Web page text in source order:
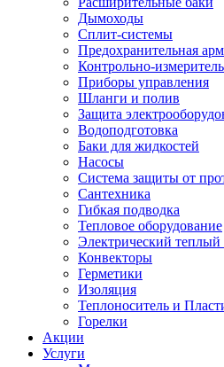
Дымоходы
Сплит-системы
Предохранительная
Контрольно-
Приборы управления
Шланги и полив
Защита
Водоподготовка
Баки для жидкостей
Насосы
Система защиты от
Сантехника
Гибкая подводка
Тепловое оборудование
Электрический теплый
Конвекторы
Герметики
Изоляция
Теплоноситель и
Горелки
Акции
Услуги